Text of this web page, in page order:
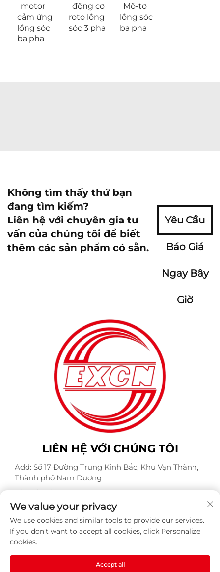
motor
cảm ứng
lồng sóc
ba pha
động cơ
roto lồng
sóc 3 pha
Mô-tơ
lồng sóc
ba pha
Không tìm thấy thứ bạn
đang tìm kiếm?
Liên hệ với chuyên gia tư
vấn của chúng tôi để biết
thêm các sản phẩm có sẵn.
Yêu Cầu
Báo Giá
Ngay Bây
Giờ
LIÊN HỆ VỚI CHÚNG TÔI
Add: Số 17 Đường Trung Kinh Bắc, Khu Vạn Thành,
Thành phố Nam Dương
Điện thoại:+86-400-0491-999
Email:[email protected]
Bản quyền © Công ty TNHH Động cơ Weite Chống Nổ
mật-BLOG
We value your privacy
We use cookies and similar tools to provide our services.
If you don't want to accept all cookies, click Personalize
cookies.
Accept all